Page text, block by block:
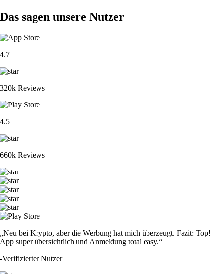
Das sagen unsere Nutzer
4.7
320k Reviews
4.5
660k Reviews
„Neu bei Krypto, aber die Werbung hat mich überzeugt. Fazit: Top!
App super übersichtlich und Anmeldung total easy.“
-Verifizierter Nutzer